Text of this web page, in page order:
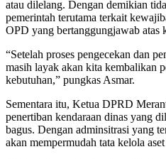
atau dilelang. Dengan demikian
pemerintah terutama terkait
OPD yang bertanggungjawab atas
“Setelah proses pengecekan dan
masih layak akan kita kembalikan
kebutuhan,” pungkas Asmar.
Sementara itu, Ketua DPRD
penertiban kendaraan dinas yang
bagus. Dengan adminsitrasi yang
akan mempermudah tata kelola